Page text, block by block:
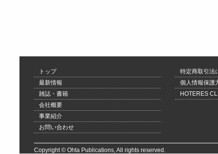
トップ
最新情報
雑誌・書籍
会社概要
事業紹介
お問い合わせ
特定商取引法
個人情報保護
HOTERES
Copyright © Ohta Publications, All rights reserved.